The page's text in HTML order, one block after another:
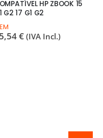
HP ZBOOK 15
G2 17 G1 G2
€ (IVA Incl.)